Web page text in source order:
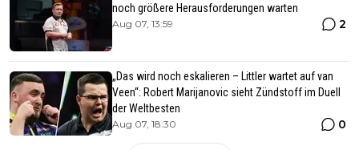
noch größere Herausforderungen warten
Aug 07, 13:59 2
„Das wird noch eskalieren – Littler wartet auf van
Veen“: Robert Marijanovic sieht Zündstoff im Duell
der Weltbesten
Aug 07, 18:30 0